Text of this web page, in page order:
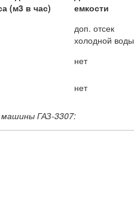
(м3 в час)
емкости
доп. отсек
холодной воды
нет
нет
машины ГАЗ-3307: